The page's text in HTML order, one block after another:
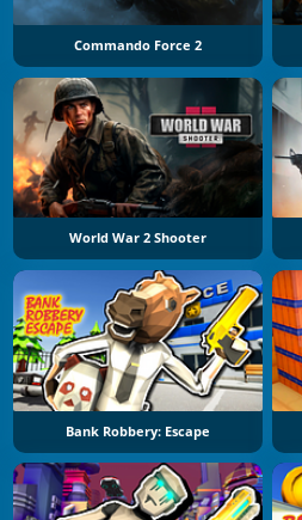
Commando Force 2
World War 2 Shooter
Bank Robbery: Escape